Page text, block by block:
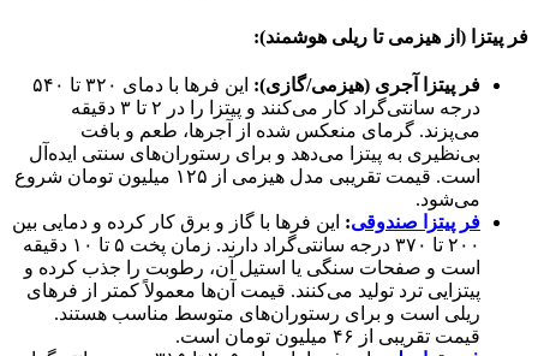
فر پیتزا (از هیزمی تا ریلی هوشمند):
فر پیتزا آجری (هیزمی/گازی):
این فرها با دمای ۳۲۰ تا ۵۴۰
درجه سانتی‌گراد کار می‌کنند و پیتزا را در ۲ تا ۳ دقیقه
می‌پزند. گرمای منعکس شده از آجرها، طعم و بافت
بی‌نظیری به پیتزا می‌دهد و برای رستوران‌های سنتی ایده‌آل
است. قیمت تقریبی مدل هیزمی از ۱۲۵ میلیون تومان شروع
می‌شود.
فر پیتزا صندوقی: این فرها با گاز و برق کار کرده و دمایی بین
۲۰۰ تا ۳۷۰ درجه سانتی‌گراد دارند. زمان پخت ۵ تا ۱۰ دقیقه
است و صفحات سنگی یا استیل آن، رطوبت را جذب کرده و
پیتزایی ترد تولید می‌کنند. قیمت آن‌ها معمولاً کمتر از فرهای
ریلی است و برای رستوران‌های متوسط مناسب هستند.
قیمت تقریبی از ۴۶ میلیون تومان است.